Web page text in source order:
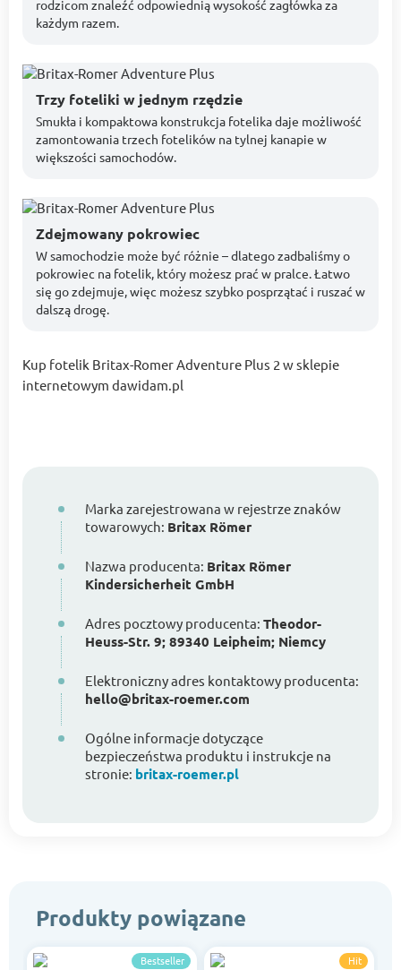
rodzicom znaleźć odpowiednią wysokość zagłówka za
każdym razem.
Trzy foteliki w jednym rzędzie
Smukła i kompaktowa konstrukcja fotelika daje możliwość
zamontowania trzech fotelików na tylnej kanapie w
większości samochodów.
Zdejmowany pokrowiec
W samochodzie może być różnie – dlatego zadbaliśmy o
pokrowiec na fotelik, który możesz prać w pralce. Łatwo
się go zdejmuje, więc możesz szybko posprzątać i ruszać w
dalszą drogę.
Kup fotelik Britax-Romer Adventure Plus 2 w sklepie
internetowym dawidam.pl
Marka zarejestrowana w rejestrze znaków
towarowych: Britax Römer
Nazwa producenta: Britax Römer
Kindersicherheit GmbH
Adres pocztowy producenta: Theodor-
Heuss-Str. 9; 89340 Leipheim; Niemcy
Elektroniczny adres kontaktowy producenta:
hello@britax-roemer.com
Ogólne informacje dotyczące
bezpieczeństwa produktu i instrukcje na
stronie: britax-roemer.pl
Produkty powiązane
Bestseller
Hit